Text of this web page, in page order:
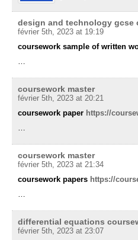
design and technology gcse
février 5th, 2023 at 19:19
coursework sample of written
coursework master
février 5th, 2023 at 20:21
coursework paper https://
coursework master
février 5th, 2023 at 21:34
coursework papers https://
differential equations
février 5th, 2023 at 23:07